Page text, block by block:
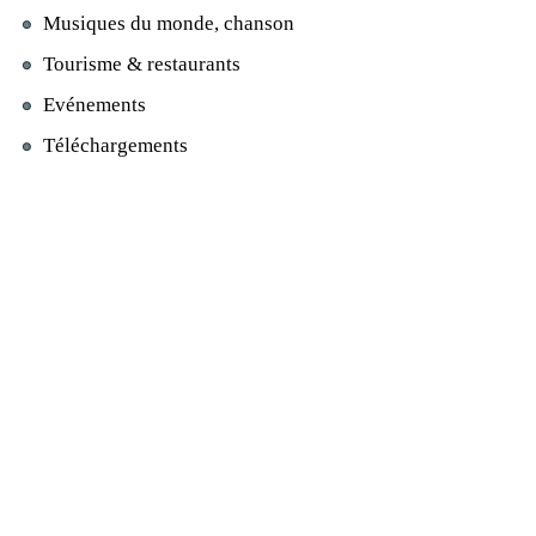
Musiques du monde, chanson
Tourisme & restaurants
Evénements
Téléchargements